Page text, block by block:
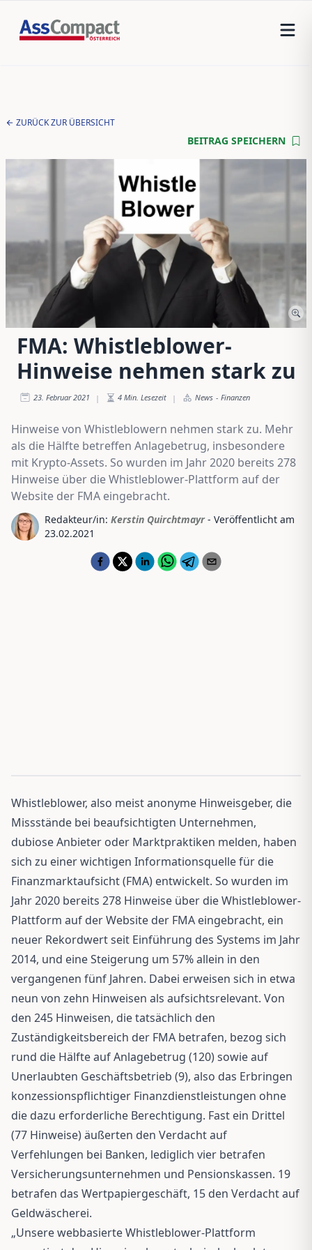
ZURÜCK ZUR ÜBERSICHT
BEITRAG SPEICHERN
FMA: Whistleblower-
Hinweise nehmen stark zu
23. Februar 2021 | 4 Min. Lesezeit | News - Finanzen
Hinweise von Whistleblowern nehmen stark zu. Mehr
als die Hälfte betreffen Anlagebetrug, insbesondere
mit Krypto-Assets. So wurden im Jahr 2020 bereits 278
Hinweise über die Whistleblower-Plattform auf der
Website der FMA eingebracht.
Redakteur/in: Kerstin Quirchtmayr - Veröffentlicht am
23.02.2021
Whistleblower, also meist anonyme Hinweisgeber, die
Missstände bei beaufsichtigten Unternehmen,
dubiose Anbieter oder Marktpraktiken melden, haben
sich zu einer wichtigen Informationsquelle für die
Finanzmarktaufsicht (FMA) entwickelt. So wurden im
Jahr 2020 bereits 278 Hinweise über die Whistleblower-
Plattform auf der Website der FMA eingebracht, ein
neuer Rekordwert seit Einführung des Systems im Jahr
2014, und eine Steigerung um 57% allein in den
vergangenen fünf Jahren. Dabei erweisen sich in etwa
neun von zehn Hinweisen als aufsichtsrelevant. Von
den 245 Hinweisen, die tatsächlich den
Zuständigkeitsbereich der FMA betrafen, bezog sich
rund die Hälfte auf Anlagebetrug (120) sowie auf
Unerlaubten Geschäftsbetrieb (9), also das Erbringen
konzessionspflichtiger Finanzdienstleistungen ohne
die dazu erforderliche Berechtigung. Fast ein Drittel
(77 Hinweise) äußerten den Verdacht auf
Verfehlungen bei Banken, lediglich vier betrafen
Versicherungsunternehmen und Pensionskassen. 19
betrafen das Wertpapiergeschäft, 15 den Verdacht auf
Geldwäscherei.
„Unsere webbasierte Whistleblower-Plattform